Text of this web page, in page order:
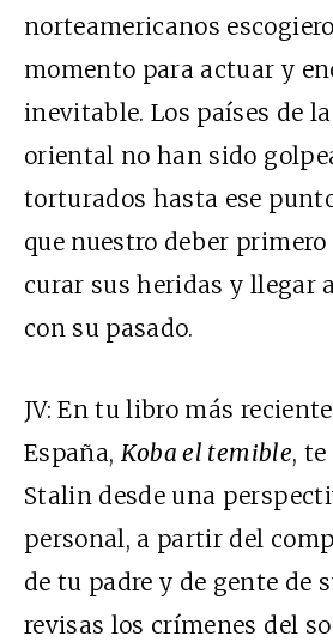
norteamericanos
momento para actuar y
inevitable. Los países de
oriental no han sido
torturados hasta ese
que nuestro deber
curar sus heridas y llegar
con su pasado.
JV: En tu libro más
España, Koba el temible,
Stalin desde una
personal, a partir del
de tu padre y de gente de
revisas los crímenes del